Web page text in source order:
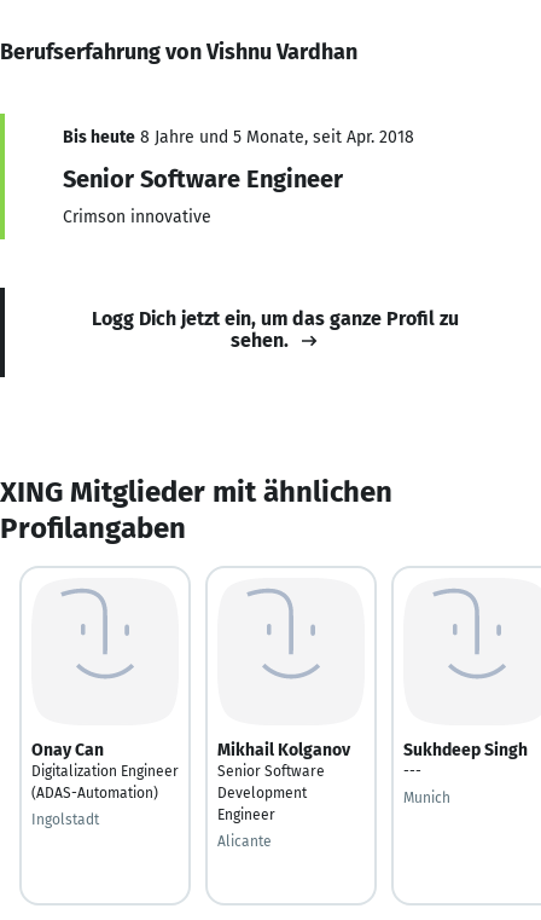
Berufserfahrung von Vishnu Vardhan
Bis heute 8 Jahre und 5 Monate, seit Apr. 2018
Senior Software Engineer
Crimson innovative
Logg Dich jetzt ein, um das ganze Profil zu
sehen.
XING Mitglieder mit ähnlichen
Profilangaben
Onay Can
Digitalization Engineer
(ADAS-Automation)
Ingolstadt
Mikhail Kolganov
Senior Software
Development
Engineer
Alicante
Sukhdeep Singh
---
Munich